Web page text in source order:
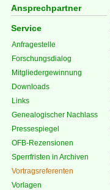
Ansprechpartner
Service
Anfragestelle
Forschungsdialog
Mitgliedergewinnung
Downloads
Links
Genealogischer Nachlass
Pressespiegel
OFB-Rezensionen
Sperrfristen in Archiven
Vortragsreferenten
Vorlagen